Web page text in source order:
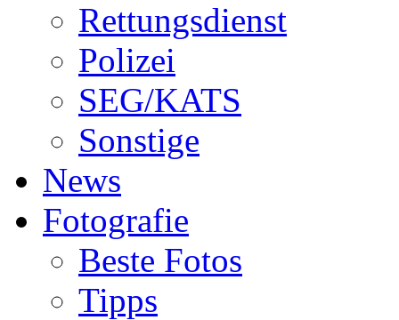
Rettungsdienst
Polizei
SEG/KATS
Sonstige
News
Fotografie
Beste Fotos
Tipps